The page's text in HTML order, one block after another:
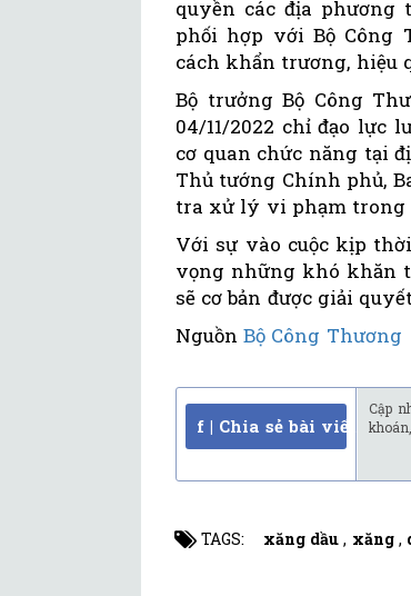
quyền các địa
phối hợp với Bộ Công
cách khẩn trương, hiệu
Bộ trưởng Bộ Công
04/11/2022 chỉ đạo lực
cơ quan chức năng tại
Thủ tướng Chính phủ,
tra xử lý vi phạm trong
Với sự vào cuộc kịp
vọng những khó khăn
sẽ cơ bản được giải
NguồnBộ Công Thương
f | Chia sẻ bài viết
Cập
TAGS: xăng dầu , xăng,